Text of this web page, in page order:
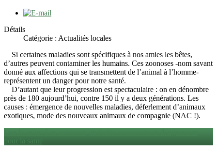
Détails
Catégorie : Actualités locales
Si certaines maladies sont spécifiques à nos amies les bêtes,
d’autres peuvent contaminer les humains. Ces zoonoses -nom savant
donné aux affections qui se transmettent de l’animal à l’homme-
représentent un danger pour notre santé.
D’autant que leur progression est spectaculaire : on en dénombre
près de 180 aujourd’hui, contre 150 il y a deux générations. Les
causes : émergence de nouvelles maladies, déferlement d’animaux
exotiques, mode des nouveaux animaux de compagnie (NAC !).